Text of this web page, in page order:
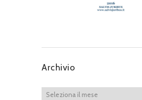
Archivio